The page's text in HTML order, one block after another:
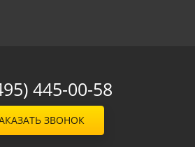
445-00-58
ЗВОНОК